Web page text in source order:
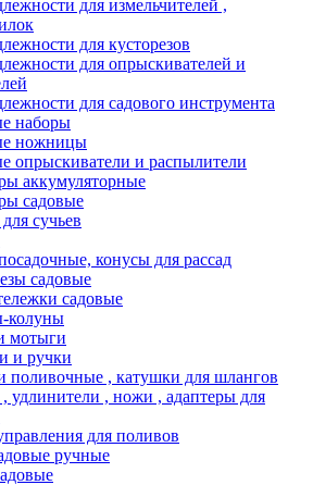
для измельчителей ,
для кусторезов
для опрыскивателей и
для садового инструмента
наборы
ножницы
опрыскиватели и распылители
аккумуляторные
садовые
сучьев
конусы для рассад
садовые
садовые
колуны
мотыги
и ручки
поливочные , катушки для шлангов
удлинители , ножи , адаптеры для
для поливов
ручные